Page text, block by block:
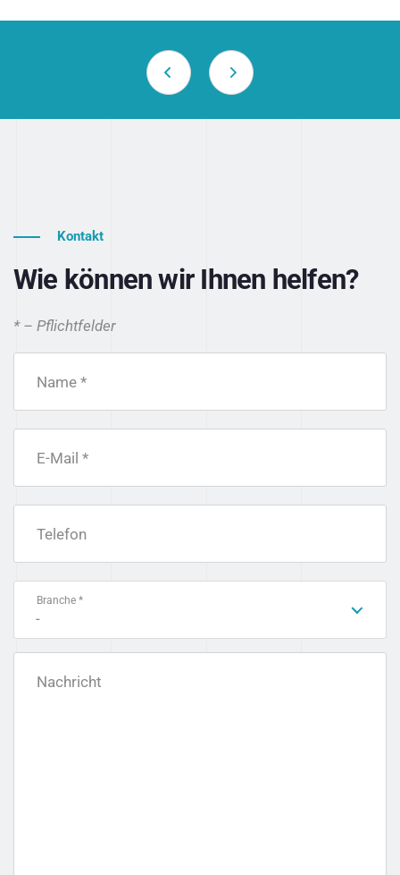
Kontakt
Wie können wir Ihnen helfen?
* – Pflichtfelder
Name *
E-Mail *
Telefon
Branche *
-
Nachricht